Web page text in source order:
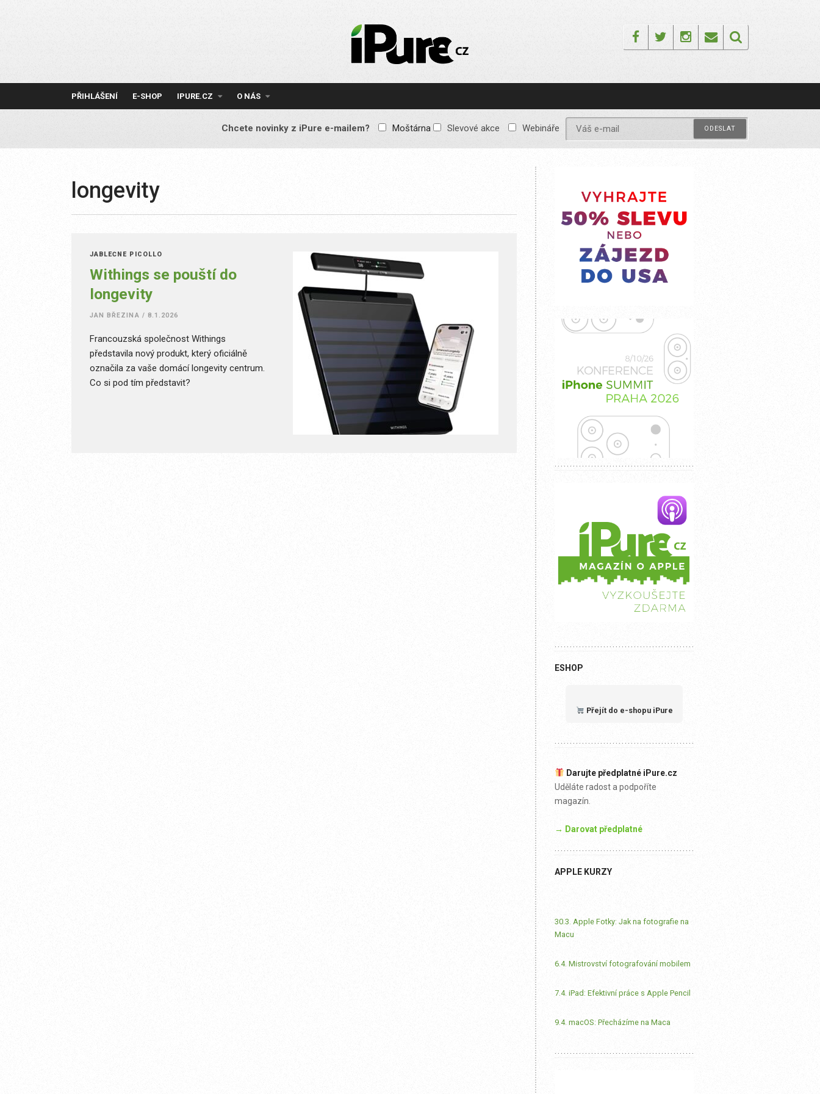
IPURE.CZ
Prémiový Apple e-
reklamy, žádné
obsah pro všechny
FacebookTwitterInstagram
Email
PŘIHLÁŠENÍ E-SHOP IPURE.CZ O NÁS
Chcete novinky z iPure e-mailem? Moštárna Slevové akce Webináře
longevity
JABLEČNÉ PICOLLO
Withings se pouští do
longevity
JAN BŘEZINA / 8.1.2026
Francouzská společnost Withings
představila nový produkt, který oficiálně
označila za vaše domácí longevity centrum.
Co si pod tím představit?
ESHOP
Přejít do e-shopu iPure
Darujte předplatné iPure.cz
Uděláte radost a podpoříte
magazín.
→ Darovat předplatné
APPLE KURZY
30.3. Apple Fotky: Jak na fotografie na
Macu
6.4. Mistrovství fotografování mobilem
7.4. iPad: Efektivní práce s Apple Pencil
9.4. macOS: Přecházíme na Maca